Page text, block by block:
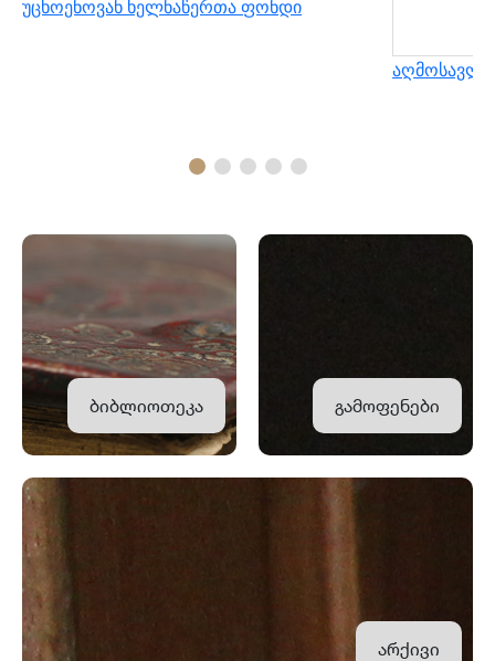
უცხოენოვან ხელნაწერთა ფონდი
ბიბლიოთეკა გამოფენები
არქივი